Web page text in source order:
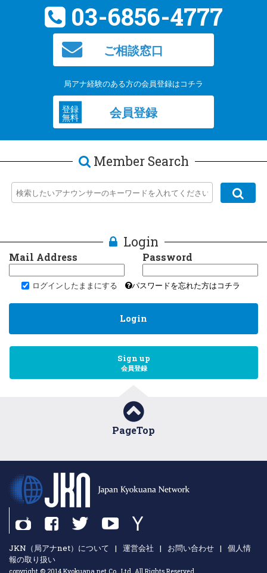
03-6856-4777
ご相談窓口
局アナ経験のある方の会員登録はコチラ
登録
無料 会員登録
Member Search
Login
Mail Address Password
ログインしたままにする パスワードを忘れた方はコチラ
Login
Sign up
会員登録
PageTop
JKN（局アナnet）について | 運営会社 | お問い合わせ |
個人情
報の取り扱い
copyright © 2014 Kyokuana net Co., Ltd. All Rights Reserved.